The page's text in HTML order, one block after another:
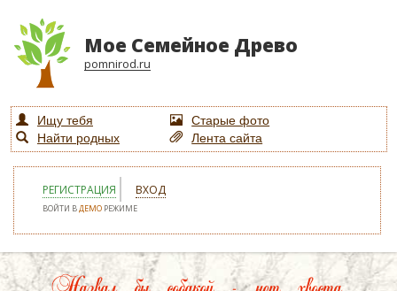
Мое Семейное Древо
pomnirod.ru
Ищу тебя
Старые фото
Найти родных
Лента сайта
РЕГИСТРАЦИЯ ВХОД
ВОЙТИ ВДЕМО РЕЖИМЕ